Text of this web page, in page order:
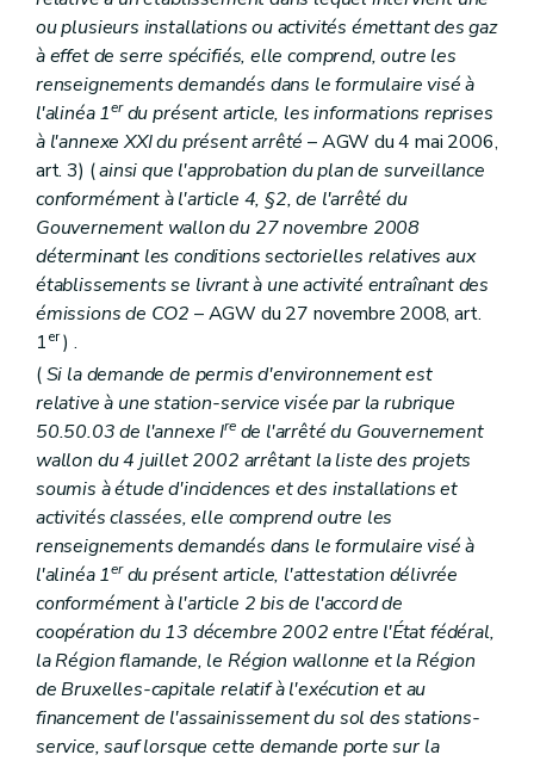
ou plusieurs installations ou activités émettant des gaz
à effet de serre spécifiés, elle comprend, outre les
renseignements demandés dans le formulaire visé à
l'alinéa 1erdu présent article, les informations reprises
à l'annexe XXI du présent arrêté – AGW du 4 mai 2006,
art. 3) (ainsi que l'approbation du plan de surveillance
conformément à l'article 4, §2, de l'arrêté du
Gouvernement wallon du 27 novembre 2008
déterminant les conditions sectorielles relatives aux
établissements se livrant à une activité entraînant des
émissions de CO2 – AGW du 27 novembre 2008, art.
1er) .
(Si la demande de permis d'environnement est
relative à une station-service visée par la rubrique
50.50.03 de l'annexe Irede l'arrêté du Gouvernement
wallon du 4 juillet 2002 arrêtant la liste des projets
soumis à étude d'incidences et des installations et
activités classées, elle comprend outre les
renseignements demandés dans le formulaire visé à
l'alinéa 1erdu présent article, l'attestation délivrée
conformément à l'article 2bisde l'accord de
coopération du 13 décembre 2002 entre l'État fédéral,
la Région flamande, le Région wallonne et la Région
de Bruxelles-capitale relatif à l'exécution et au
financement de l'assainissement du sol des stations-
service, sauf lorsque cette demande porte sur la